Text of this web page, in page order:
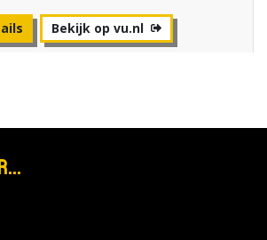
Bekijk op vu.nl